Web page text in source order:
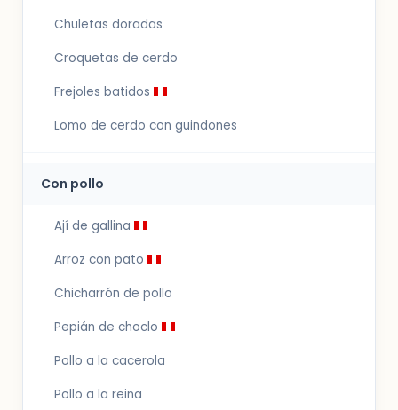
Chuletas doradas
Croquetas de cerdo
Frejoles batidos
Lomo de cerdo con guindones
Con pollo
Ají de gallina
Arroz con pato
Chicharrón de pollo
Pepián de choclo
Pollo a la cacerola
Pollo a la reina